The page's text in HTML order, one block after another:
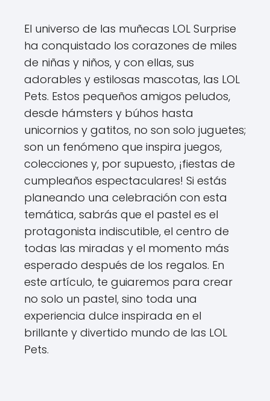
El universo de las muñecas LOL Surprise
ha conquistado los corazones de miles
de niñas y niños, y con ellas, sus
adorables y estilosas mascotas, las LOL
Pets. Estos pequeños amigos peludos,
desde hámsters y búhos hasta
unicornios y gatitos, no son solo juguetes;
son un fenómeno que inspira juegos,
colecciones y, por supuesto, ¡fiestas de
cumpleaños espectaculares! Si estás
planeando una celebración con esta
temática, sabrás que el pastel es el
protagonista indiscutible, el centro de
todas las miradas y el momento más
esperado después de los regalos. En
este artículo, te guiaremos para crear
no solo un pastel, sino toda una
experiencia dulce inspirada en el
brillante y divertido mundo de las LOL
Pets.